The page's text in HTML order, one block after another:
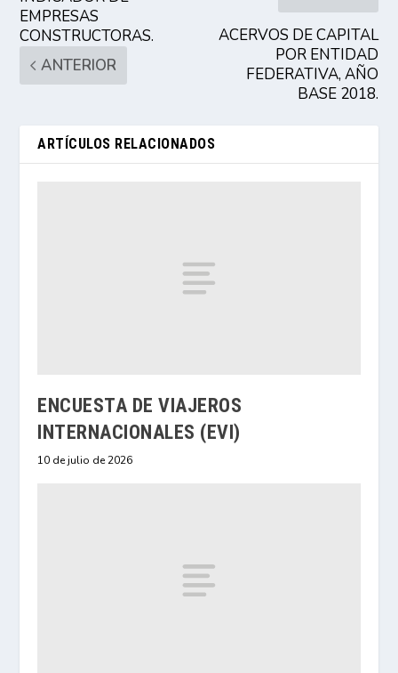
EMPRESAS
CONSTRUCTORAS.
ANTERIOR
ACERVOS DE CAPITAL
POR ENTIDAD
FEDERATIVA, AÑO
BASE 2018.
ARTÍCULOS RELACIONADOS
ENCUESTA DE VIAJEROS
INTERNACIONALES (EVI)
10 de julio de 2026